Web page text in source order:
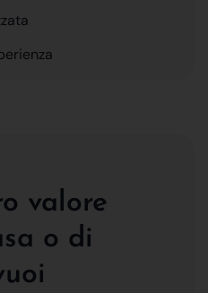
valore
o di